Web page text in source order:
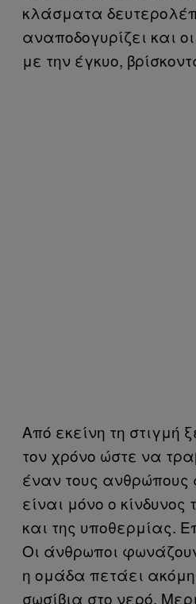
κλάσματα
αναποδογυρίζει και
με την έγκυο,
Από εκείνη τη στιγμή
τον χρόνο ώστε να
έναν τους ανθρώπους
είναι μόνο ο
και της υποθερμίας.
Οι άνθρωποι
η ομάδα πετάει
σωσίβια στο νερό.